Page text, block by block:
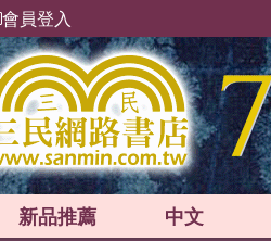
會員登入
新品推薦 中文